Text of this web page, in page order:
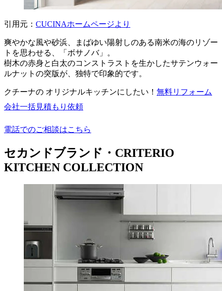
引用元： CUCINAホームページより
爽やかな風や砂浜、まばゆい陽射しのある南米の海のリゾー
トを思わせる、「ボサノバ」。
樹木の赤身と白太のコンストラストを生かしたサテンウォー
ルナットの突版が、独特で印象的です。
クチーナの オリジナルキッチンにしたい！ 無料リフォーム
会社一括見積もり依頼
電話でのご相談はこちら
セカンドブランド・CRITERIO
KITCHEN COLLECTION